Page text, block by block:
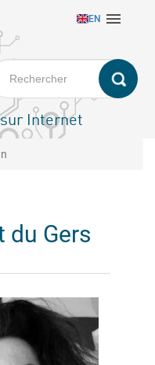
EN 
Internet
du Gers